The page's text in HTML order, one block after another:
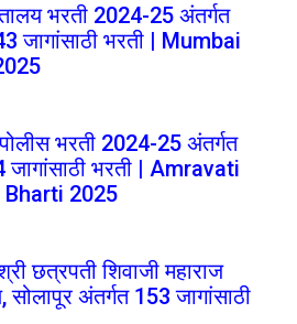
भरती 2024-25 अंतर्गत
जागांसाठी भरती | Mumbai
भरती 2024-25 अंतर्गत
जागांसाठी भरती | Amravati
2025
छत्रपती शिवाजी महाराज
सोलापूर अंतर्गत 153 जागांसाठी